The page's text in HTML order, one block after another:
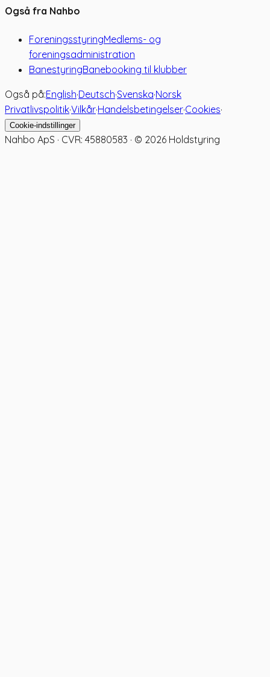
Også fra Nahbo
ForeningsstyringMedlems- og
foreningsadministration
BanestyringBanebooking til klubber
Også på:English·Deutsch·Svenska·Norsk
Privatlivspolitik·Vilkår·Handelsbetingelser·Cookies·
Cookie-indstillinger
Nahbo ApS · CVR: 45880583 · © 2026 Holdstyring